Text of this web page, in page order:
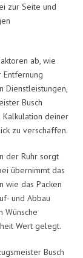
zur Seite und
ab, wie
Dienstleistungen,
Busch
deiner
zu verschaffen.
der Ruhr sorgt
übernimmt das
wie das Packen
und Abbau
Wünsche
Wert gelegt.
Busch